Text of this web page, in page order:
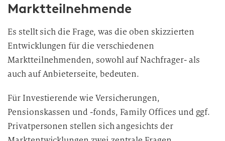
Marktteilnehmende
Es stellt sich die Frage, was die oben skizzierten
Entwicklungen für die verschiedenen
Marktteilnehmenden, sowohl auf Nachfrager- als
auch auf Anbieterseite, bedeuten.
Für Investierende wie Versicherungen,
Pensionskassen und -fonds, Family Offices und ggf.
Privatpersonen stellen sich angesichts der